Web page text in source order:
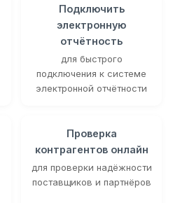
Подключить
электронную
отчётность
для быстрого
подключения к системе
электронной отчётности
Проверка
контрагентов онлайн
для проверки надёжности
поставщиков и партнёров